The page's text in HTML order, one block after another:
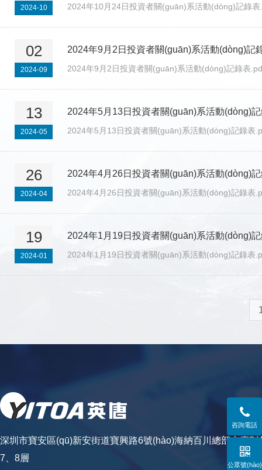
2024-10 2024年10月24日投資者關(guān)系活動(dòng)記錄
02
2024-09
2024年9月2日投資者關(guān)系活動(dòng)記
2024年9月2日投資者關(guān)系活動(dòng)記錄表
13
2024-05
2024年5月13日投資者關(guān)系活動(dòng)
2024年5月13日投資者關(guān)系活動(dòng)記錄表
26
2024-04
2024年4月26日投資者關(guān)系活動(dòng)
2024年4月26日投資者關(guān)系活動(dòng)記錄表
19
2024-01
2024年1月19日投資者關(guān)系活動(dòng)
2024年1月19日投資者關(guān)系活動(dòng)記錄表
深圳市寶安區(qū)新安街道寶興路6號(hào)海納百川總部大廈B
7、8層

咨詢電話

公眾號(hào)